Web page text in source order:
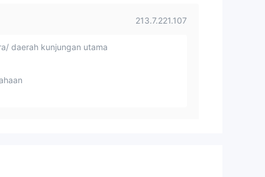
213.7.221.107
daerah kunjungan utama